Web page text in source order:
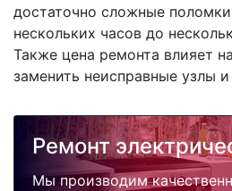
достаточно сложные
нескольких часов до
Также цена ремонта влияет
заменить неисправные узлы и
Ремонт
Мы производим